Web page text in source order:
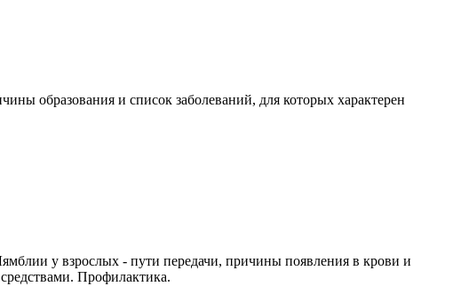
образования и список заболеваний, для которых характерен
у взрослых - пути передачи, причины появления в крови и
Профилактика.